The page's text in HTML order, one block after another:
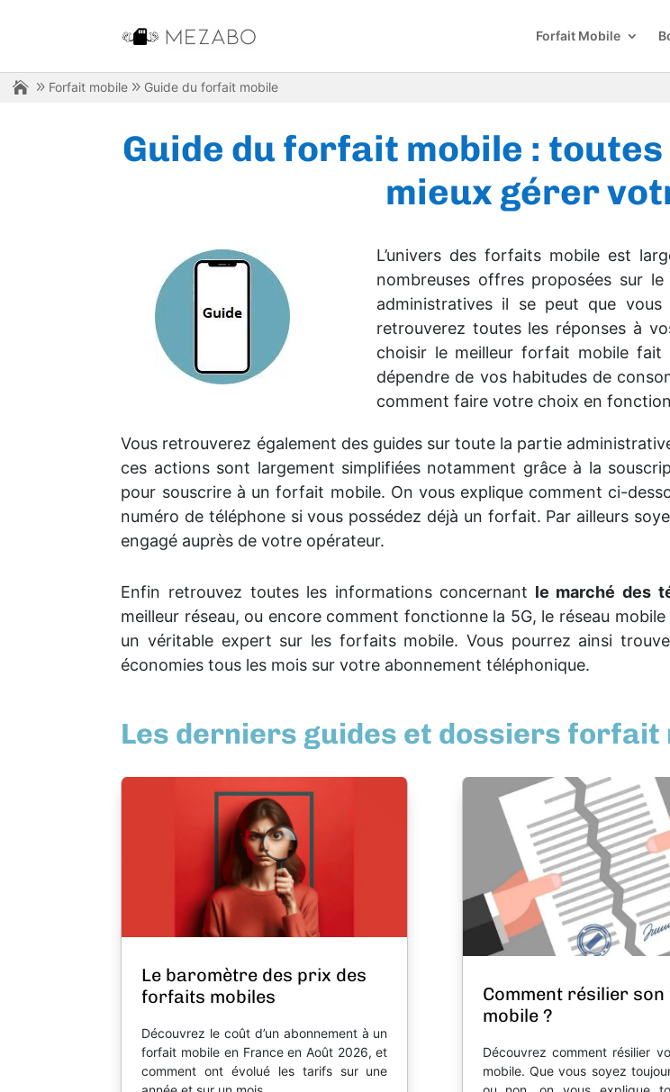
Forfait Mobile
Forfait mobile Guide du forfait mobile
Guide du forfait mobile :
mieux gérer
L’univers des forfaits mobile est
nombreuses offres proposées sur
administratives il se peut que
retrouverez toutes les réponses à
choisir le meilleur forfait mobile
dépendre de vos habitudes de
comment faire votre choix en
Vous retrouverez également des guides sur toute la partie
ces actions sont largement simplifiées notamment grâce à la
pour souscrire à un forfait mobile. On vous explique comment ci-
numéro de téléphone si vous possédez déjà un forfait. Par ailleurs
engagé auprès de votre opérateur.
Enfin retrouvez toutes les informations concernant le marché des
meilleur réseau, ou encore comment fonctionne la 5G, le réseau
un véritable expert sur les forfaits mobile. Vous pourrez ainsi
économies tous les mois sur votre abonnement téléphonique.
Les derniers guides et dossiers forfait
Le baromètre des prix des
forfaits mobiles
Découvrez le coût d’un abonnement à un
forfait mobile en France en Août 2026, et
comment ont évolué les tarifs sur une
Comment résilier
mobile ?
Découvrez comment résilier
mobile. Que vous soyez